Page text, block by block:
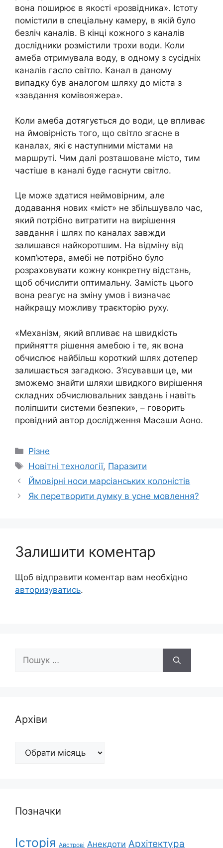
вона поширює в якості «розвідника». Істоту
помістили в спеціальну камеру, в якій було
безліч каналів. В кінці кожного з каналів
дослідники розмістили трохи води. Коли
амеба отримувала воду, в одному з сусідніх
каналів гасло світло. Канал в даному
випадку був аналогом шляху до міста з
«завдання комівояжера».
Коли амеба дотягується до води, це впливає
на ймовірність того, що світло згасне в
каналах, які є наступними містами на
маршруті. Чим далі розташоване місто, тим
частіше в каналі буде гаснути світло.
Це може здатися неймовірним, але
додавання нових «міст» не збільшувало час,
який потрібно витратити на вирішення
завдання і шлях по каналах завжди
залишався найкоротшим. На відміну від
комп’ютера, амебі не потрібно було
розраховувати кожну конкретну відстань,
щоб обчислити оптимальну. Замість цього
вона реагує на зміну умов і визначає
найкращу можливу траєкторію руху.
«Механізм, який впливає на швидкість
прийняття рішення амебою і те, як вона
обчислює найбільш короткий шлях дотепер
залишається загадкою. З’ясувавши це, ми
зможемо знайти шляхи швидкого вирішення
складних обчислювальних завдань і навіть
поліпшити системи безпеки», – говорить
провідний автор дослідження Масаши Аоно.
Категорії
Різне
Позначки
Новітні технології, Паразити
Ймовірні носи марсіанських колоністів
Як перетворити думку в усне мовлення?
Залишити коментар
Щоб відправити коментар вам необхідно
авторизуватись.
Пошук:
Архіви
Архіви
Позначки
Історія Айстрові Анекдоти Архітектура